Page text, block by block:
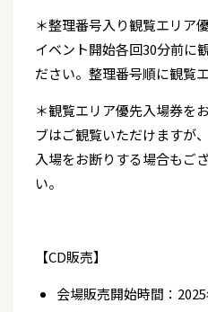
＊整理番号入り観覧エリア
イベント開始各回30分前に
ださい。整理番号順に観覧
＊観覧エリア優先入場券を
ブはご観覧いただけますが
入場をお断りする場合もご
い。
【CD販売】
会場販売開始時間：